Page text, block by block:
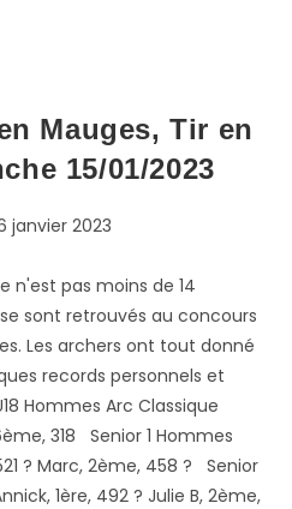
Mauges, Tir en
15/01/2023
janvier 2023
n'est pas moins de 14
sont retrouvés au concours
Les archers ont tout donné
records personnels et
Hommes Arc Classique
318 Senior 1 Hommes
? Marc, 2ème, 458 ? Senior
1ère, 492 ? Julie B, 2ème,